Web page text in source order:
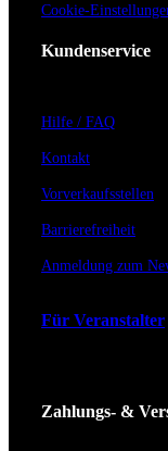
Cookie-
Kundenservice
Hilfe / FAQ
Kontakt
Vorverkaufsstellen
Barrierefreiheit
Anmeldung zum
Für Veranstalter
Zahlungs- &